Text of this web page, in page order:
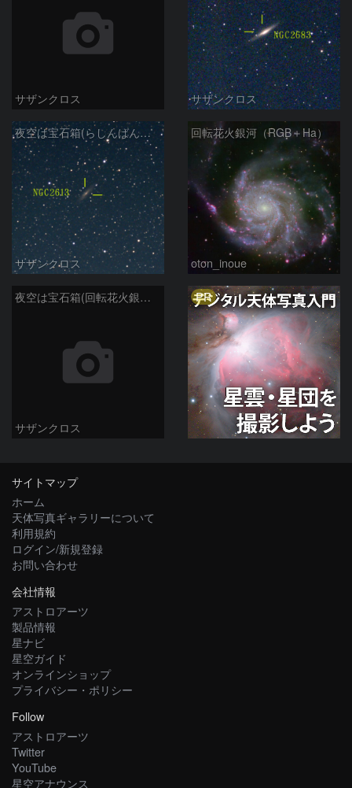
サザンクロス サザンクロス
夜空は宝石箱(らしんばん座 NGC2613) Seestar50
サザンクロス
回転花火銀河（RGB＋Ha）
oton_inoue
夜空は宝石箱(回転花火銀河 M101) Seestar50
サザンクロス
PR
サイトマップ
ホーム
天体写真ギャラリーについて
利用規約
ログイン/新規登録
お問い合わせ
会社情報
アストロアーツ
製品情報
星ナビ
星空ガイド
オンラインショップ
プライバシー・ポリシー
Follow
アストロアーツ
Twitter
YouTube
星空アナウンス